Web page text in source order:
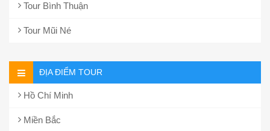
Tour Bình Thuận
Tour Mũi Né
ĐỊA ĐIỂM TOUR
Hồ Chí Minh
Miền Bắc